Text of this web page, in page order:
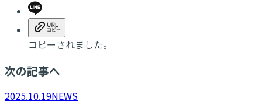
コピーされました。
次の記事へ
2025.10.19NEWS